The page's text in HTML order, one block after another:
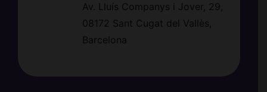
Av. Lluís Companys i Jover, 29,
08172 Sant Cugat del Vallès,
Barcelona